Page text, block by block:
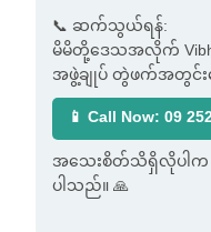
📞 ဆက်သွယ်ရန်:
မိမိတို့ဒေသအလိုက်
အဖွဲ့ချုပ် တွဲဖက်အတွင်း
📱 Call Now: 09
အသေးစိတ်သိရှိလိုပါက
ပါသည်။ 🙏